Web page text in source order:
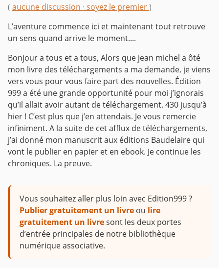
( aucune discussion · soyez le premier)
L’aventure commence ici et maintenant tout retrouve
un sens quand arrive le moment....
Bonjour a tous et a tous, Alors que jean michel a ôté
mon livre des téléchargements a ma demande, je viens
vers vous pour vous faire part des nouvelles. Édition
999 a été une grande opportunité pour moi j’ignorais
qu’il allait avoir autant de téléchargement. 430 jusqu’à
hier ! C’est plus que j’en attendais. Je vous remercie
infiniment. A la suite de cet afflux de téléchargements,
j’ai donné mon manuscrit aux éditions Baudelaire qui
vont le publier en papier et en ebook. Je continue les
chroniques. La preuve.
Vous souhaitez aller plus loin avec Edition999 ?
Publier gratuitement un livre ou lire
gratuitement un livresont les deux portes
d’entrée principales de notre bibliothèque
numérique associative.